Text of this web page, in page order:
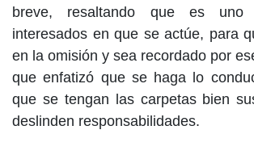
breve, resaltando que es
interesados en que se actúe, para
en la omisión y sea recordado por
que enfatizó que se haga lo
que se tengan las carpetas bien
deslinden responsabilidades.